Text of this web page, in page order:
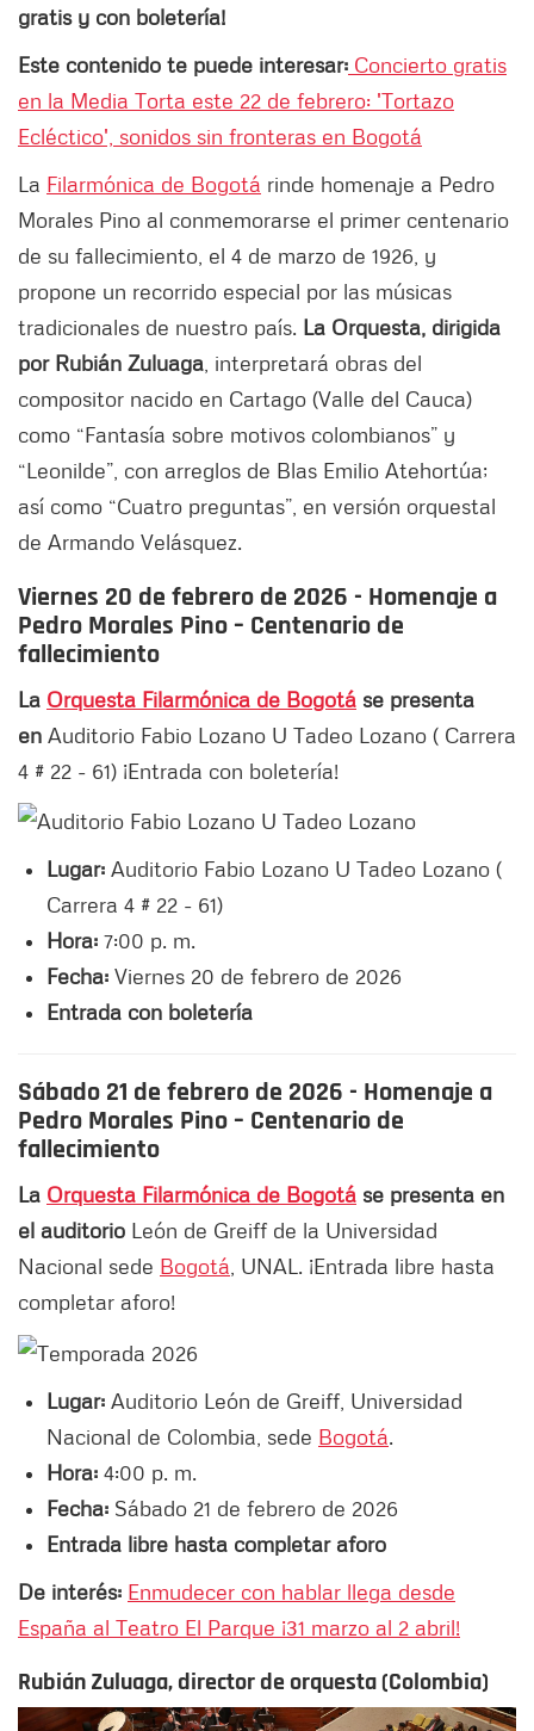
gratis y con boletería!
Este contenido te puede interesar: Concierto gratis
en la Media Torta este 22 de febrero: 'Tortazo
Ecléctico', sonidos sin fronteras en Bogotá
La Filarmónica de Bogotá rinde homenaje a Pedro
Morales Pino al conmemorarse el primer centenario
de su fallecimiento, el 4 de marzo de 1926, y
propone un recorrido especial por las músicas
tradicionales de nuestro país. La Orquesta, dirigida
por Rubián Zuluaga , interpretará obras del
compositor nacido en Cartago (Valle del Cauca)
como “Fantasía sobre motivos colombianos” y
“Leonilde”, con arreglos de Blas Emilio Atehortúa;
así como “Cuatro preguntas”, en versión orquestal
de Armando Velásquez.
Viernes 20 de febrero de 2026 - Homenaje a
Pedro Morales Pino – Centenario de
fallecimiento
La Orquesta Filarmónica de Bogotá se presenta
en Auditorio Fabio Lozano U Tadeo Lozano ( Carrera
4 # 22 - 61) ¡Entrada con boletería!
Lugar: Auditorio Fabio Lozano U Tadeo Lozano (
Carrera 4 # 22 - 61)
Hora: 7:00 p. m.
Fecha: Viernes 20 de febrero de 2026
Entrada con boletería
Sábado 21 de febrero de 2026 - Homenaje a
Pedro Morales Pino – Centenario de
fallecimiento
La Orquesta Filarmónica de Bogotá se presenta en
el auditorio León de Greiff de la Universidad
Nacional sede Bogotá , UNAL. ¡Entrada libre hasta
completar aforo!
Lugar: Auditorio León de Greiff, Universidad
Nacional de Colombia, sede Bogotá.
Hora: 4:00 p. m.
Fecha: Sábado 21 de febrero de 2026
Entrada libre hasta completar aforo
De interés: Enmudecer con hablar llega desde
España al Teatro El Parque ¡31 marzo al 2 abril!
Rubián Zuluaga, director de orquesta (Colombia)